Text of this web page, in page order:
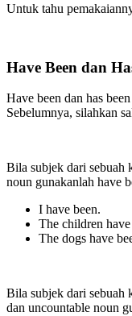
Untuk tahu
Have Been dan
Have been dan has
Sebelumnya, silahkan
Bila subjek dari sebuah
noun gunakanlah have
I have been.
The children have
The dogs have
Bila subjek dari sebuah
dan uncountable noun